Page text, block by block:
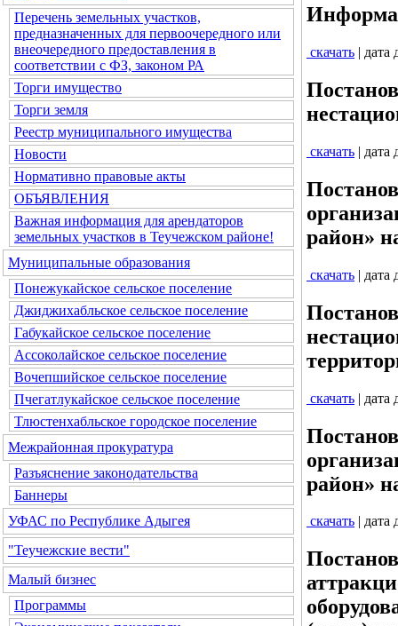
Перечень земельных участков,
предназначенных для первоочередного или
внеочередного предоставления в
соответствии с ФЗ, законом РА
Торги имущество
Торги земля
Реестр муниципального имущества
Новости
Нормативно правовые акты
ОБЪЯВЛЕНИЯ
Важная информация для арендаторов
земельных участков в Теучежском районе!
Муниципальные образования
Понежукайское сельское поселение
Джиджихабльское сельское поселение
Габукайское сельское поселение
Ассоколайское сельское поселение
Вочепшийское сельское поселение
Пчегатлукайское сельское поселение
Тлюстенхабльское городское поселение
Межрайонная прокуратура
Разъяснение законодательства
Баннеры
УФАС по Республике Адыгея
"Теучежские вести"
Малый бизнес
Программы
скачать | дата
скачать | дата
район»
скачать | дата
скачать | дата
район»
скачать | дата